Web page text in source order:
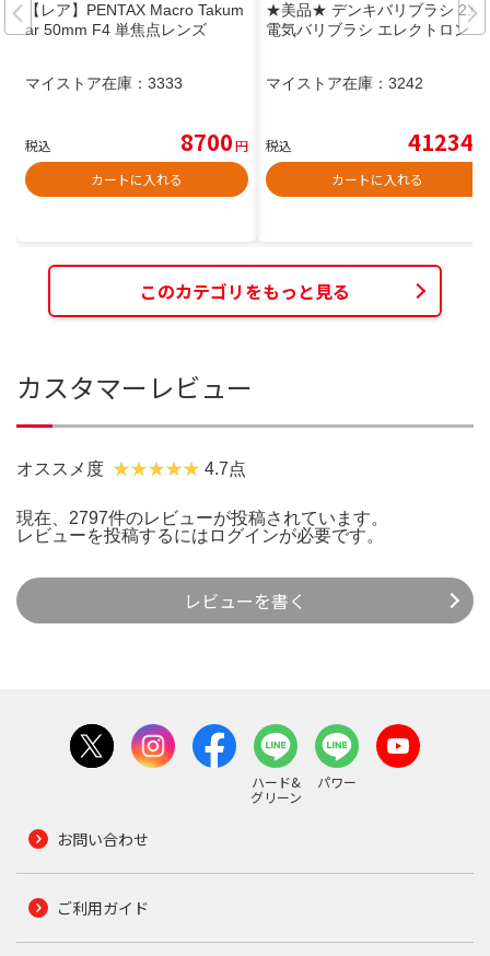
【レア】PENTAX Macro Takum
ar 50mm F4 単焦点レンズ
マイストア在庫： 3333
税込 8700円
カートに入れる
★美品★ デンキバリブラシ 2.0
電気バリブラシ エレクトロン
マイストア在庫： 3242
税込 41234
カートに入れる
このカテゴリをもっと見る
カスタマーレビュー
オススメ度 4.7点
現在、2797件のレビューが投稿されています。
レビューを投稿するには ログインが必要です。
レビューを書く
ハード&
グリーン
パワー
お問い合わせ
ご利用ガイド